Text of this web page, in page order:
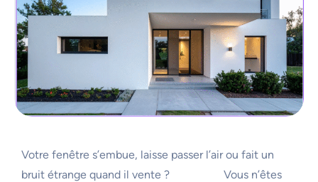
Votre fenêtre s’embue, laisse passer l’air ou fait un
bruit étrange quand il vente ? Vous n’êtes